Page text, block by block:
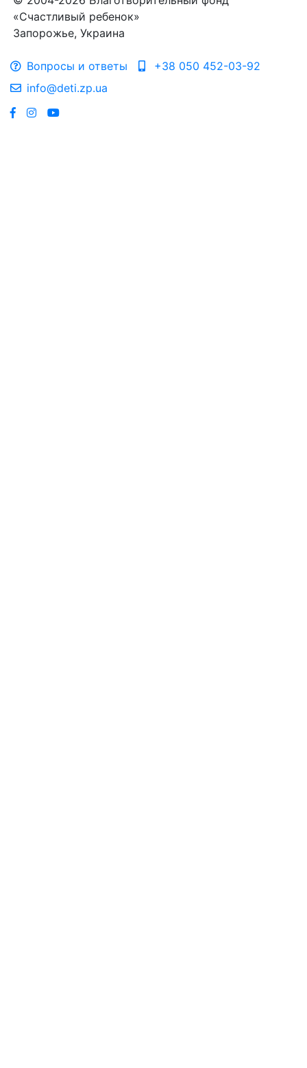
«Счастливый ребенок»
Запорожье, Украина
Вопросы и ответы
+38 050 452-03-92
info@deti.zp.ua